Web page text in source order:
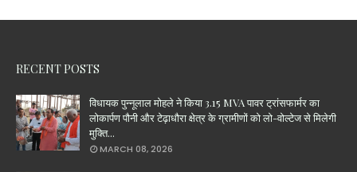
RECENT POSTS
विधायक पुन्नूलाल मोहले ने किया 3.15 MVA पावर ट्रांसफार्मर का
लोकार्पण पौनी और टेढ़ाधौरा क्षेत्र के ग्रामीणों को लो-वोल्टेज से मिलेगी
मुक्ति...
MARCH 08, 2026